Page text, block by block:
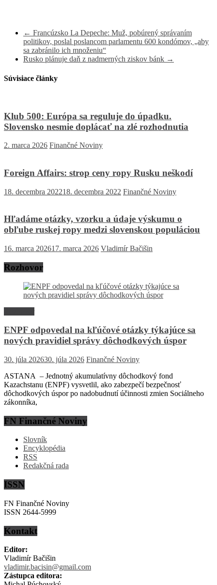
← Francúzsko La Depeche: Muž, pobúrený správaním
politikov, poslal poslancom parlamentu 600 kondómov, „aby
sa zabránilo ich množeniu“
Rusko plánuje daň z nadmerných ziskov bánk →
Súvisiace články
Klub 500: Európa sa reguluje do úpadku.
Slovensko nesmie doplácať na zlé rozhodnutia
2. marca 2026 Finančné Noviny
Foreign Affairs: strop ceny ropy Rusku neškodí
18. decembra 202218. decembra 2022 Finančné Noviny
Hľadáme otázky, vzorku a údaje výskumu o
obľube ruskej ropy medzi slovenskou populáciou
16. marca 202617. marca 2026 Vladimír Bačišin
Rozhovor
ENPF odpovedal na kľúčové otázky týkajúce sa
nových pravidiel správy dôchodkových úspor
30. júla 202630. júla 2026 Finančné Noviny
ASTANA – Jednotný akumulatívny dôchodkový fond
Kazachstanu (ENPF) vysvetlil, ako zabezpečí bezpečnosť
dôchodkových úspor po nadobudnutí účinnosti zmien Sociálneho
zákonníka,
FN Finančné Noviny
Slovník
Encyklopédia
RSS
Redakčná rada
ISSN
FN Finančné Noviny
ISSN 2644-5999
Kontakt
Editor:
Vladimír Bačišin
vladimir.bacisin@gmail.com
Zástupca editora: